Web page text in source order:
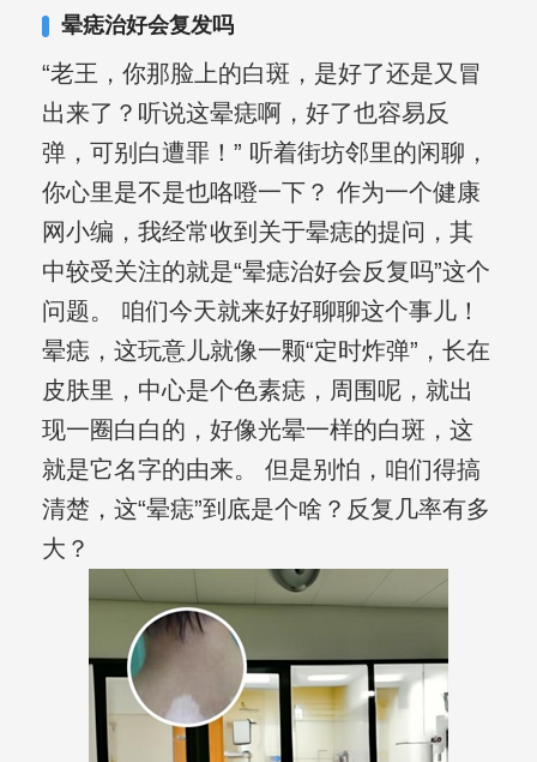
其对女性银屑病、顽固性银屑病、全身
验。
晕痣治好会复发吗
“老王，你那脸上的白斑，是好了还是又冒
出来了？听说这晕痣啊，好了也容易反
弹，可别白遭罪！” 听着街坊邻里的闲聊，
你心里是不是也咯噔一下？ 作为一个健康
网小编，我经常收到关于晕痣的提问，其
中较受关注的就是“晕痣治好会反复吗”这个
问题。 咱们今天就来好好聊聊这个事儿！
晕痣，这玩意儿就像一颗“定时炸弹”，长在
皮肤里，中心是个色素痣，周围呢，就出
现一圈白白的，好像光晕一样的白斑，这
就是它名字的由来。 但是别怕，咱们得搞
清楚，这“晕痣”到底是个啥？反复几率有多
大？